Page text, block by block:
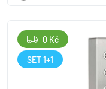
0 Kč
SET 1+1